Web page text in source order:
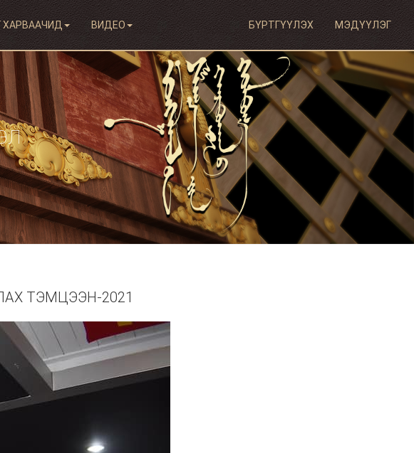
ХАРВААЧИД ВИДЕО БҮРТГҮҮЛЭХ МЭДҮҮЛЭГ
ТЭМЦЭЭН-2021